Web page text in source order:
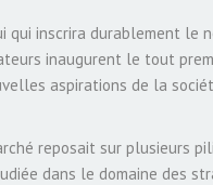
qui inscrira durablement le
inaugurent le tout
aspirations de la
reposait sur plusieurs
dans le domaine des